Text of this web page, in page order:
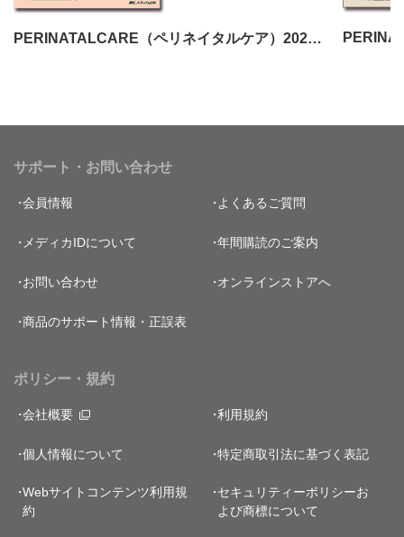
PERINATALCARE（ペリネイタルケア）2025年2月号
サポート・お問い合わせ
会員情報 よくあるご質問
メディカIDについて 年間購読のご案内
お問い合わせ オンラインストアへ
商品のサポート情報・正誤表
ポリシー・規約
会社概要 利用規約
個人情報について 特定商取引法に基づく表記
Webサイトコンテンツ利用規
約
セキュリティーポリシーお
よび商標について